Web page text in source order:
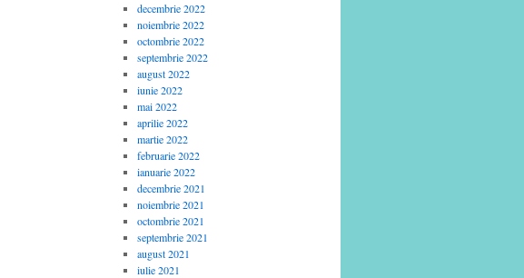
decembrie 2022
noiembrie 2022
octombrie 2022
septembrie 2022
august 2022
iunie 2022
mai 2022
aprilie 2022
martie 2022
februarie 2022
ianuarie 2022
decembrie 2021
noiembrie 2021
octombrie 2021
septembrie 2021
august 2021
iulie 2021